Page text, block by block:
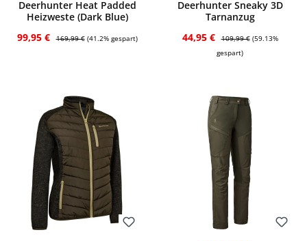
Deerhunter Heat Padded
Heizweste (Dark Blue)
Verkaufspreis:
99,95 € Regulärer Preis:
169,99 € (41.2% gespart)
Deerhunter Sneaky 3D
Tarnanzug
Verkaufspreis:
44,95 € Regulärer Preis:
109,99 € (59.13%
gespart)